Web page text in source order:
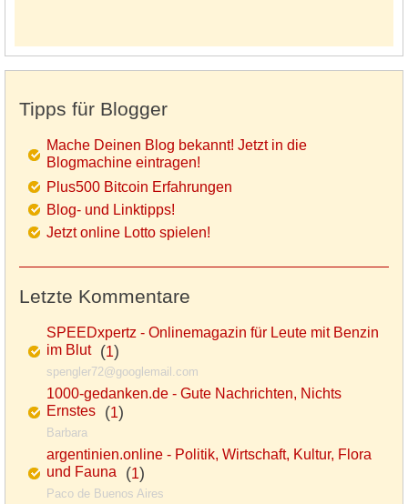
Tipps für Blogger
Mache Deinen Blog bekannt! Jetzt in die
Blogmachine eintragen!
Plus500 Bitcoin Erfahrungen
Blog- und Linktipps!
Jetzt online Lotto spielen!
Letzte Kommentare
SPEEDxpertz - Onlinemagazin für Leute mit Benzin
im Blut(1)
spengler72@googlemail.com
1000-gedanken.de - Gute Nachrichten, Nichts
Ernstes (1)
Barbara
argentinien.online - Politik, Wirtschaft, Kultur, Flora
und Fauna (1)
Paco de Buenos Aires